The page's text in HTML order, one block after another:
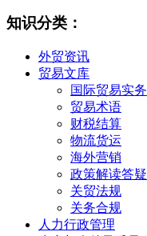
知识分类：
外贸资讯
贸易文库
国际贸易实务
贸易术语
财税结算
物流货运
海外营销
政策解读答疑
关贸法规
关务合规
人力行政管理